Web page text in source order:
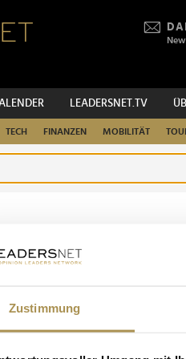
Zustimmung
LEADERSNET.TV
TECH FINANZEN MOBILITÄT
Website
1 Treffer.